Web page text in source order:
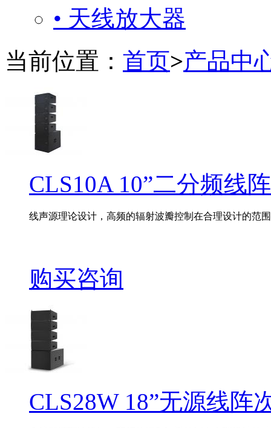
• 天线放大器
当前位置： 首页>产品中
CLS10A 10”二分频线
线声源理论设计，高频的辐射波瓣控制在合理设计的范
购买咨询
CLS28W 18”无源线阵